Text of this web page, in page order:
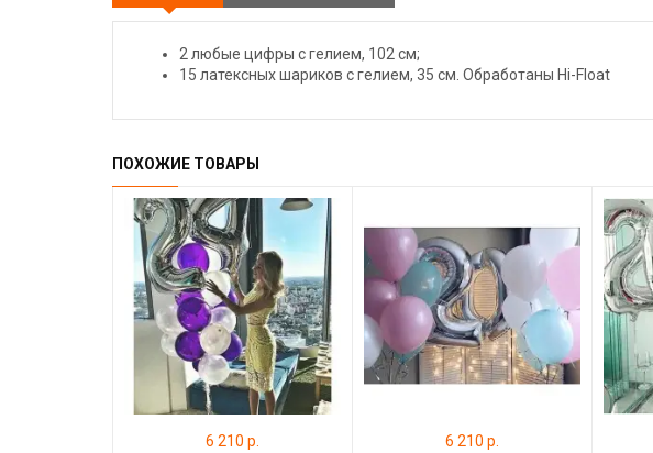
2 любые цифры с гелием, 102 см;
15 латексных шариков с гелием, 35 см. Обработаны Hi-Float
ПОХОЖИЕ ТОВАРЫ
6 210 р. 6 210 р.